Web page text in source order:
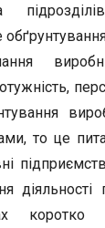
то це
діяльності
коротко